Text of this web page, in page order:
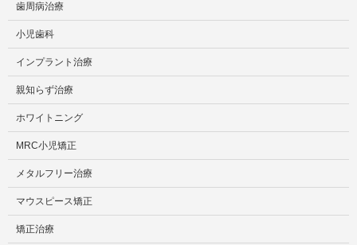
歯周病治療
小児歯科
インプラント治療
親知らず治療
ホワイトニング
MRC小児矯正
メタルフリー治療
マウスピース矯正
矯正治療